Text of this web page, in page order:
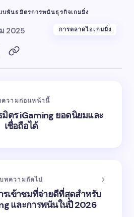
บพันธมิตรการพนันธุรกิจเกมมิ่ง
2025 การตลาดไอเกมมิ่ง
วามก่อนหน้านี้
ตร iGaming ยอดนิยมและ
เชื่อถือได้
บทความถัดไป
รเข้าชมที่จ่ายดีที่สุดสำหรับ
และการพนันในปี 2026